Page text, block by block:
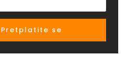
Pretplatite se